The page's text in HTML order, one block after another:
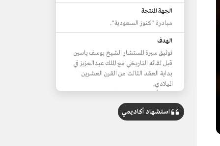
الجهة المنتجة
مبادرة "كنوز السعودية".
الهدف
توثيق سيرة المستشار الشيخ يوسف ياسين
قبل لقائه التاريخي مع الملك عبدالعزيز في
بداية العقد الثالث من القرن العشرين
الميلادي.
خدمة العرب.
استشهاد أكاديمي